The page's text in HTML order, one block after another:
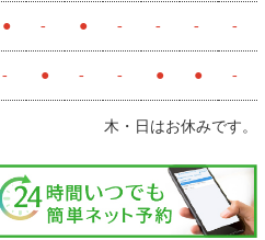
● - ● - - - -
- ● - - ● ● -
木・日はお休みです。